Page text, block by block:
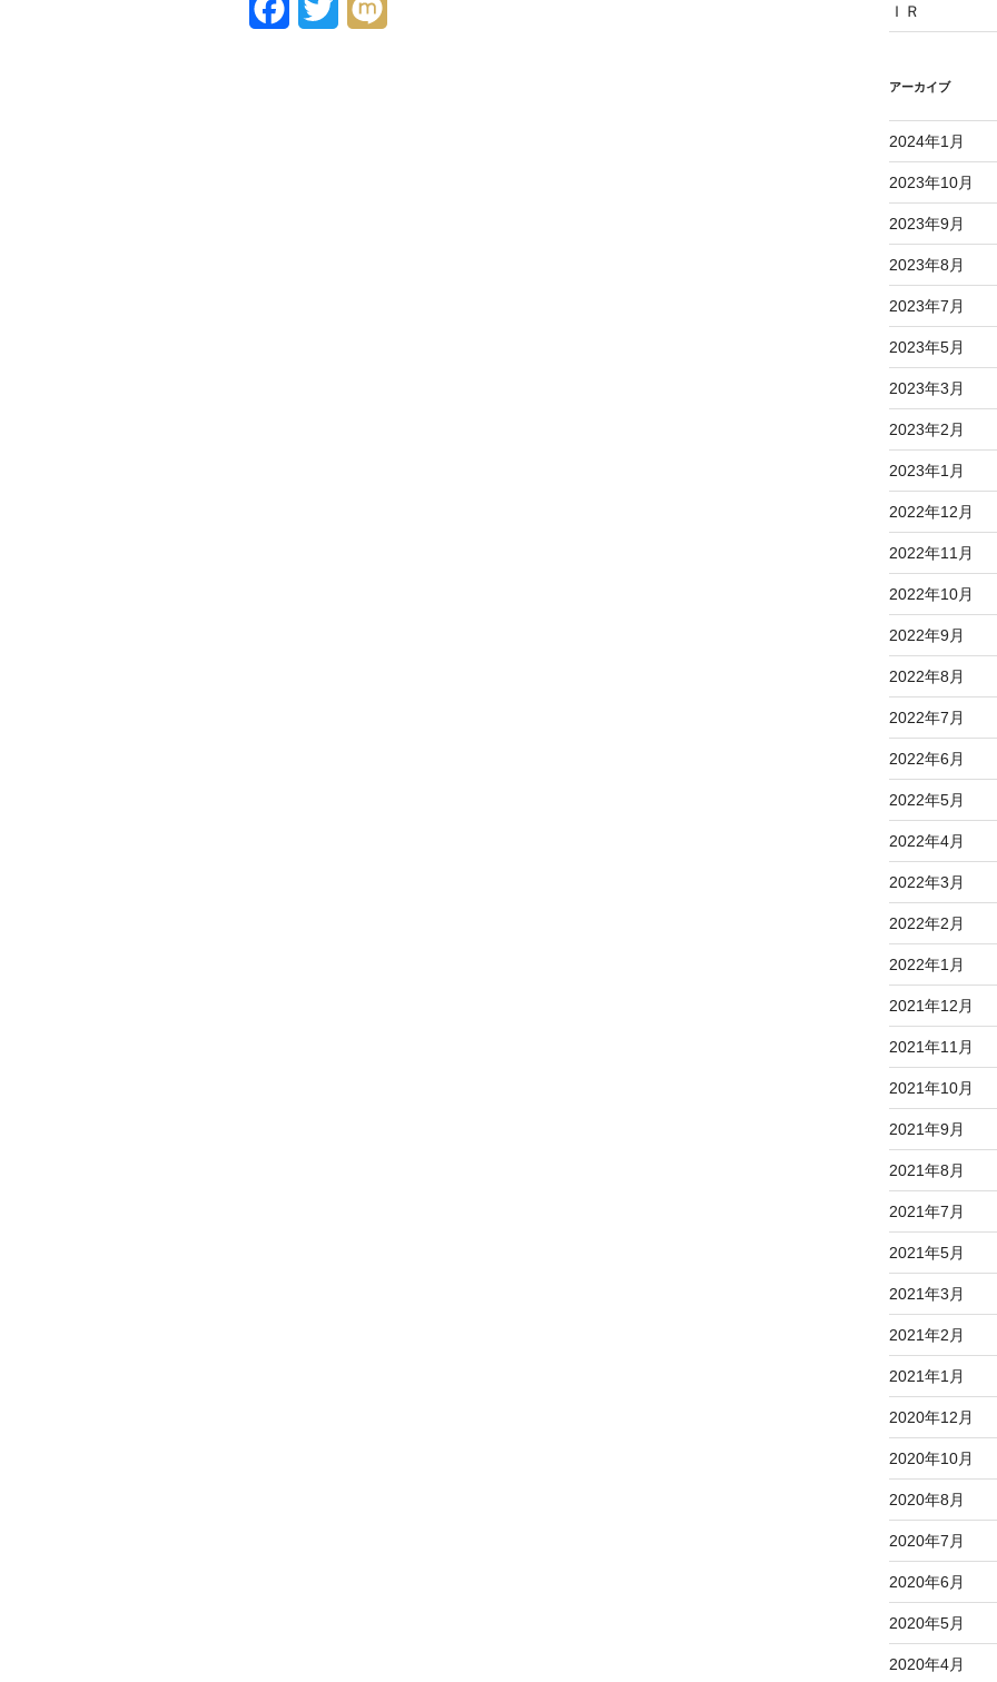
ＩＲ
アーカイブ
2024年1月
2023年10月
2023年9月
2023年8月
2023年7月
2023年5月
2023年3月
2023年2月
2023年1月
2022年12月
2022年11月
2022年10月
2022年9月
2022年8月
2022年7月
2022年6月
2022年5月
2022年4月
2022年3月
2022年2月
2022年1月
2021年12月
2021年11月
2021年10月
2021年9月
2021年8月
2021年7月
2021年5月
2021年3月
2021年2月
2021年1月
2020年12月
2020年10月
2020年8月
2020年7月
2020年6月
2020年5月
2020年4月